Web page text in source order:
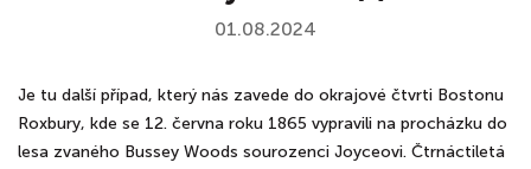
01.08.2024
Je tu další případ, který nás zavede do okrajové čtvrti Bostonu
Roxbury, kde se 12. června roku 1865 vypravili na procházku do
lesa zvaného Bussey Woods sourozenci Joyceovi. Čtrnáctiletá